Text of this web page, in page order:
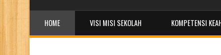
HOME VISI MISI SEKOLAH KOMPETENSI